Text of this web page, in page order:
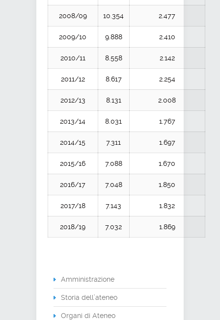
2008/09 10.354 2.477
2009/10 9.888 2.410
2010/11 8.558 2.142
2011/12 8.617 2.254
2012/13 8.131 2.008
2013/14 8.031 1.767
2014/15 7.311 1.697
2015/16 7.088 1.670
2016/17 7.048 1.850
2017/18 7.143 1.832
2018/19 7.032 1.869
Amministrazione
Storia dell’ateneo
Organi di Ateneo